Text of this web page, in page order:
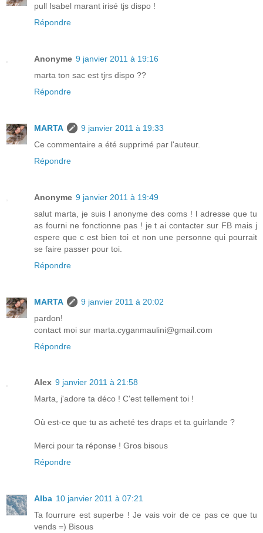
pull Isabel marant irisé tjs dispo !
Répondre
Anonyme 9 janvier 2011 à 19:16
marta ton sac est tjrs dispo ??
Répondre
MARTA
9 janvier 2011 à 19:33
Ce commentaire a été supprimé par l'auteur.
Répondre
Anonyme 9 janvier 2011 à 19:49
salut marta, je suis l anonyme des coms ! l adresse que tu
as fourni ne fonctionne pas ! je t ai contacter sur FB mais j
espere que c est bien toi et non une personne qui pourrait
se faire passer pour toi.
Répondre
MARTA
9 janvier 2011 à 20:02
pardon!
contact moi sur marta.cyganmaulini@gmail.com
Répondre
Alex 9 janvier 2011 à 21:58
Marta, j'adore ta déco ! C'est tellement toi !
Où est-ce que tu as acheté tes draps et ta guirlande ?
Merci pour ta réponse ! Gros bisous
Répondre
Alba 10 janvier 2011 à 07:21
Ta fourrure est superbe ! Je vais voir de ce pas ce que tu
vends =) Bisous